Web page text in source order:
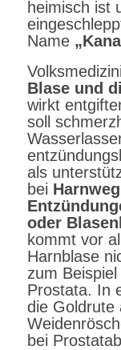
heimisch ist
Name
Blase und
wirkt
soll
als
bei
oder
kommt vor
Harnblase
zum
Prostata. In
die Goldrute
bei